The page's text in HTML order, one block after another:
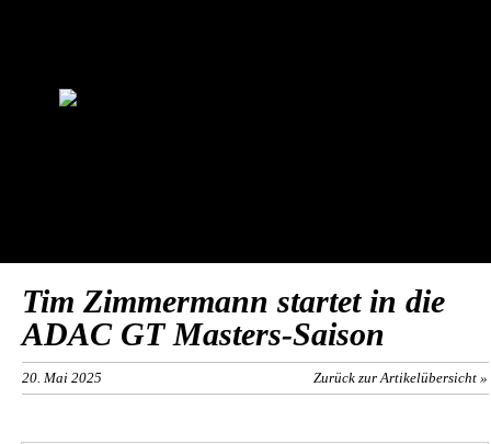
Tim Zimmermann startet in die
ADAC GT Masters-Saison
20. Mai 2025 Zurück zur Artikelübersicht »